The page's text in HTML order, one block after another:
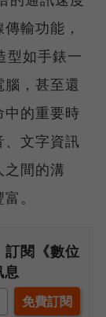
輸功能，
型如手錶一
，甚至還
的重要時
文字資訊
間的溝
。
閱《數位
息